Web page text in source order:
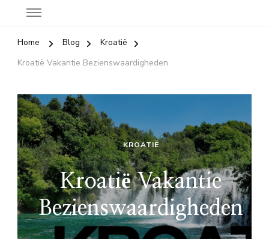
Home Blog
Kroatië
Kroatië Vakantie Bezienswaardigheden
KROATIË
Kroatië Vakantie
Bezienswaardigheden